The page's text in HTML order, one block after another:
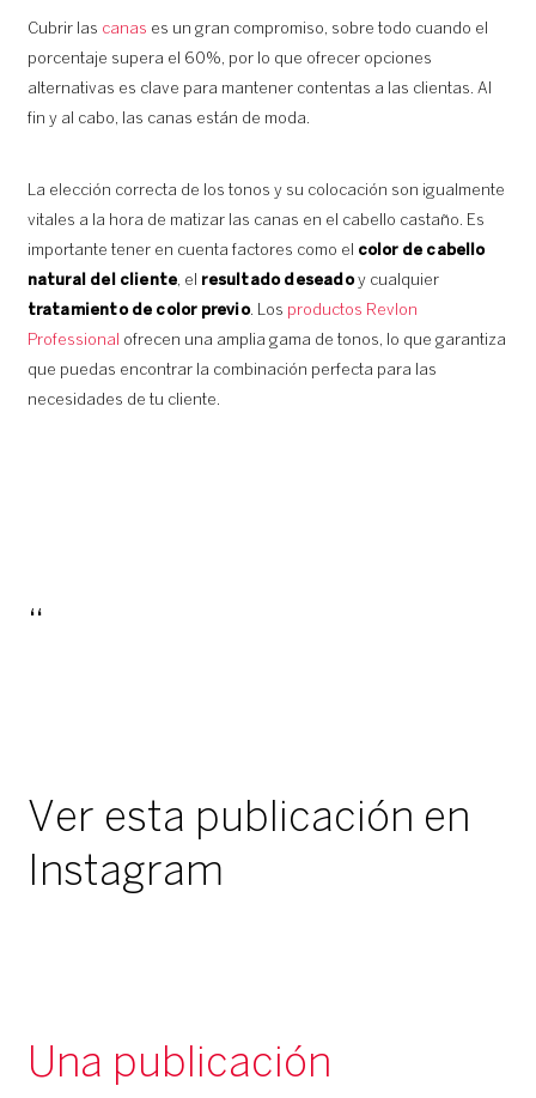
Cubrir las canas es un gran compromiso, sobre todo cuando el
porcentaje supera el 60%, por lo que ofrecer opciones
alternativas es clave para mantener contentas a las clientas. Al
fin y al cabo, las canas están de moda.
La elección correcta de los tonos y su colocación son igualmente
vitales a la hora de matizar las canas en el cabello castaño. Es
importante tener en cuenta factores como el
color de cabello
natural del cliente, el resultado deseadoy cualquier
tratamiento de color previo. Los productos Revlon
Professional
ofrecen una amplia gama de tonos, lo que garantiza
que puedas encontrar la combinación perfecta para las
necesidades de tu cliente.
Ver esta publicación en
Instagram
Una publicación